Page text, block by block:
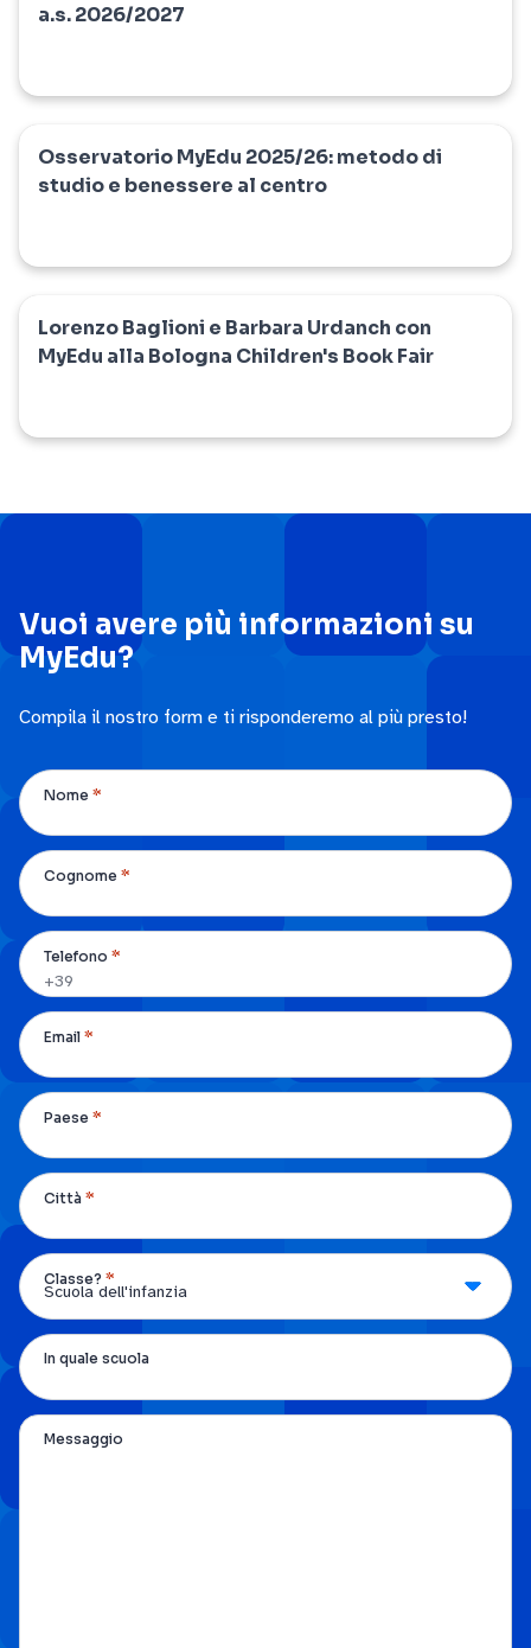
a.s. 2026/2027
myedu
Osservatorio MyEdu 2025/26: metodo di
studio e benessere al centro
myedu
Lorenzo Baglioni e Barbara Urdanch con
MyEdu alla Bologna Children's Book Fair
Vuoi avere più informazioni su
MyEdu?
Compila il nostro form e ti risponderemo al più presto!
Nome *
Cognome *
Telefono *
Email *
Paese *
Città *
Classe? *
In quale scuola
Messaggio